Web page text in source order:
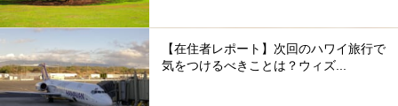
【在住者レポート】次回のハワイ旅行で
気をつけるべきことは？ウィズ...